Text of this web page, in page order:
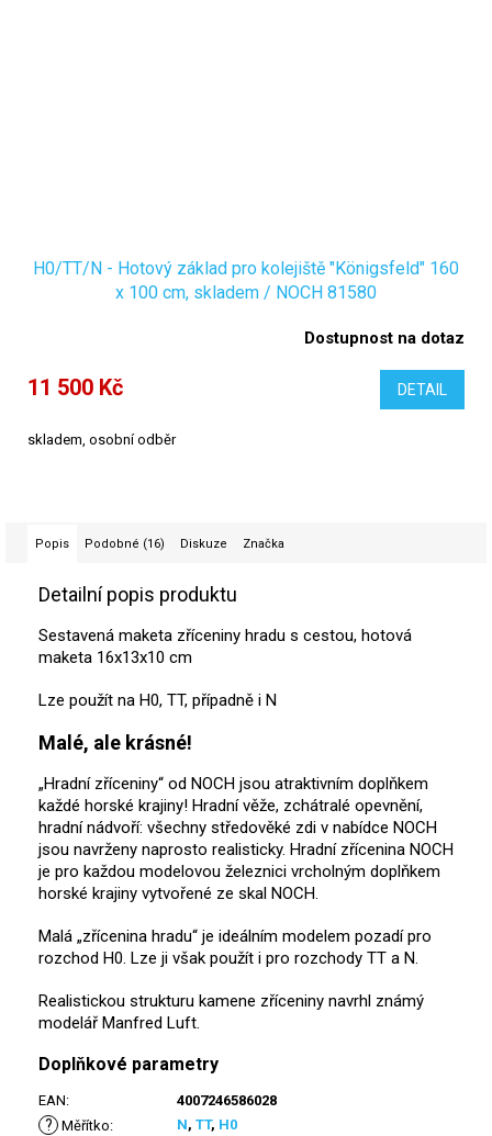
H0/TT/N - Hotový základ pro kolejiště "Königsfeld" 160
x 100 cm, skladem / NOCH 81580
Dostupnost na dotaz
11 500 Kč DETAIL
skladem, osobní odběr
Popis Podobné (16) Diskuze Značka
Detailní popis produktu
Sestavená maketa zříceniny hradu s cestou, hotová
maketa 16x13x10 cm
Lze použít na H0, TT, případně i N
Malé, ale krásné!
„Hradní zříceniny“ od NOCH jsou atraktivním doplňkem
každé horské krajiny! Hradní věže, zchátralé opevnění,
hradní nádvoří: všechny středověké zdi v nabídce NOCH
jsou navrženy naprosto realisticky. Hradní zřícenina NOCH
je pro každou modelovou železnici vrcholným doplňkem
horské krajiny vytvořené ze skal NOCH.
Malá „zřícenina hradu“ je ideálním modelem pozadí pro
rozchod H0. Lze ji však použít i pro rozchody TT a N.
Realistickou strukturu kamene zříceniny navrhl známý
modelář Manfred Luft.
Doplňkové parametry
EAN: 4007246586028
? Měřítko: N, TT, H0